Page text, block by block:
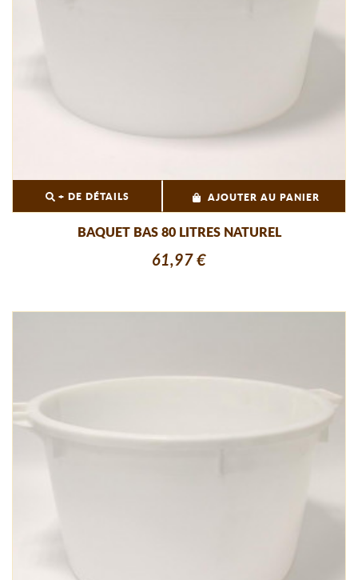
+ DE DÉTAILS AJOUTER AU PANIER
BAQUET BAS 80 LITRES NATUREL
61,97 €